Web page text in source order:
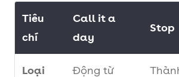
Tiêu
chí
Call it a
day
Stop
Loại
Động từ